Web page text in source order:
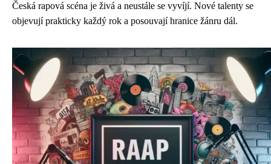
Česká rapová scéna je živá a neustále se vyvíjí. Nové talenty se
objevují prakticky každý rok a posouvají hranice žánru dál.